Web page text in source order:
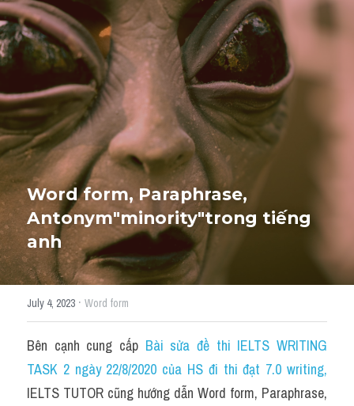
Giải đề thi từng câu
Lời khuyên
Giải đề thi
Academic words
Phrase
Phrasal Verb
Idioms đồng nghĩa
Idioms trái nghĩa
Antonym
Idiom
Grammar
HỌC THỬ
Word form, Paraphrase,
Antonym"minority"trong tiếng
anh
July 4, 2023 · Word form
Bên cạnh cung cấp Bài sửa đề thi IELTS WRITING
TASK 2 ngày 22/8/2020 của HS đi thi đạt 7.0 writing,
IELTS TUTOR cũng hướng dẫn Word form, Paraphrase,